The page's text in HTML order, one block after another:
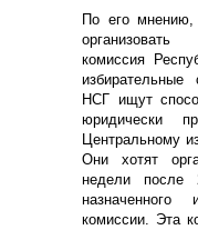
По его
организовать
комиссия
избирательные
НСГ ищут
юридически
Центральному
Они хотят
недели после
назначенного
комиссии. Эта